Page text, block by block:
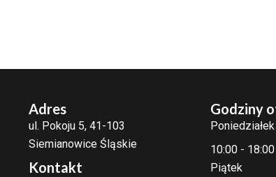
Adres
ul. Pokoju 5, 41-103
Siemianowice Śląskie
Kontakt
Godziny
10:00 - 18:00
Piątek